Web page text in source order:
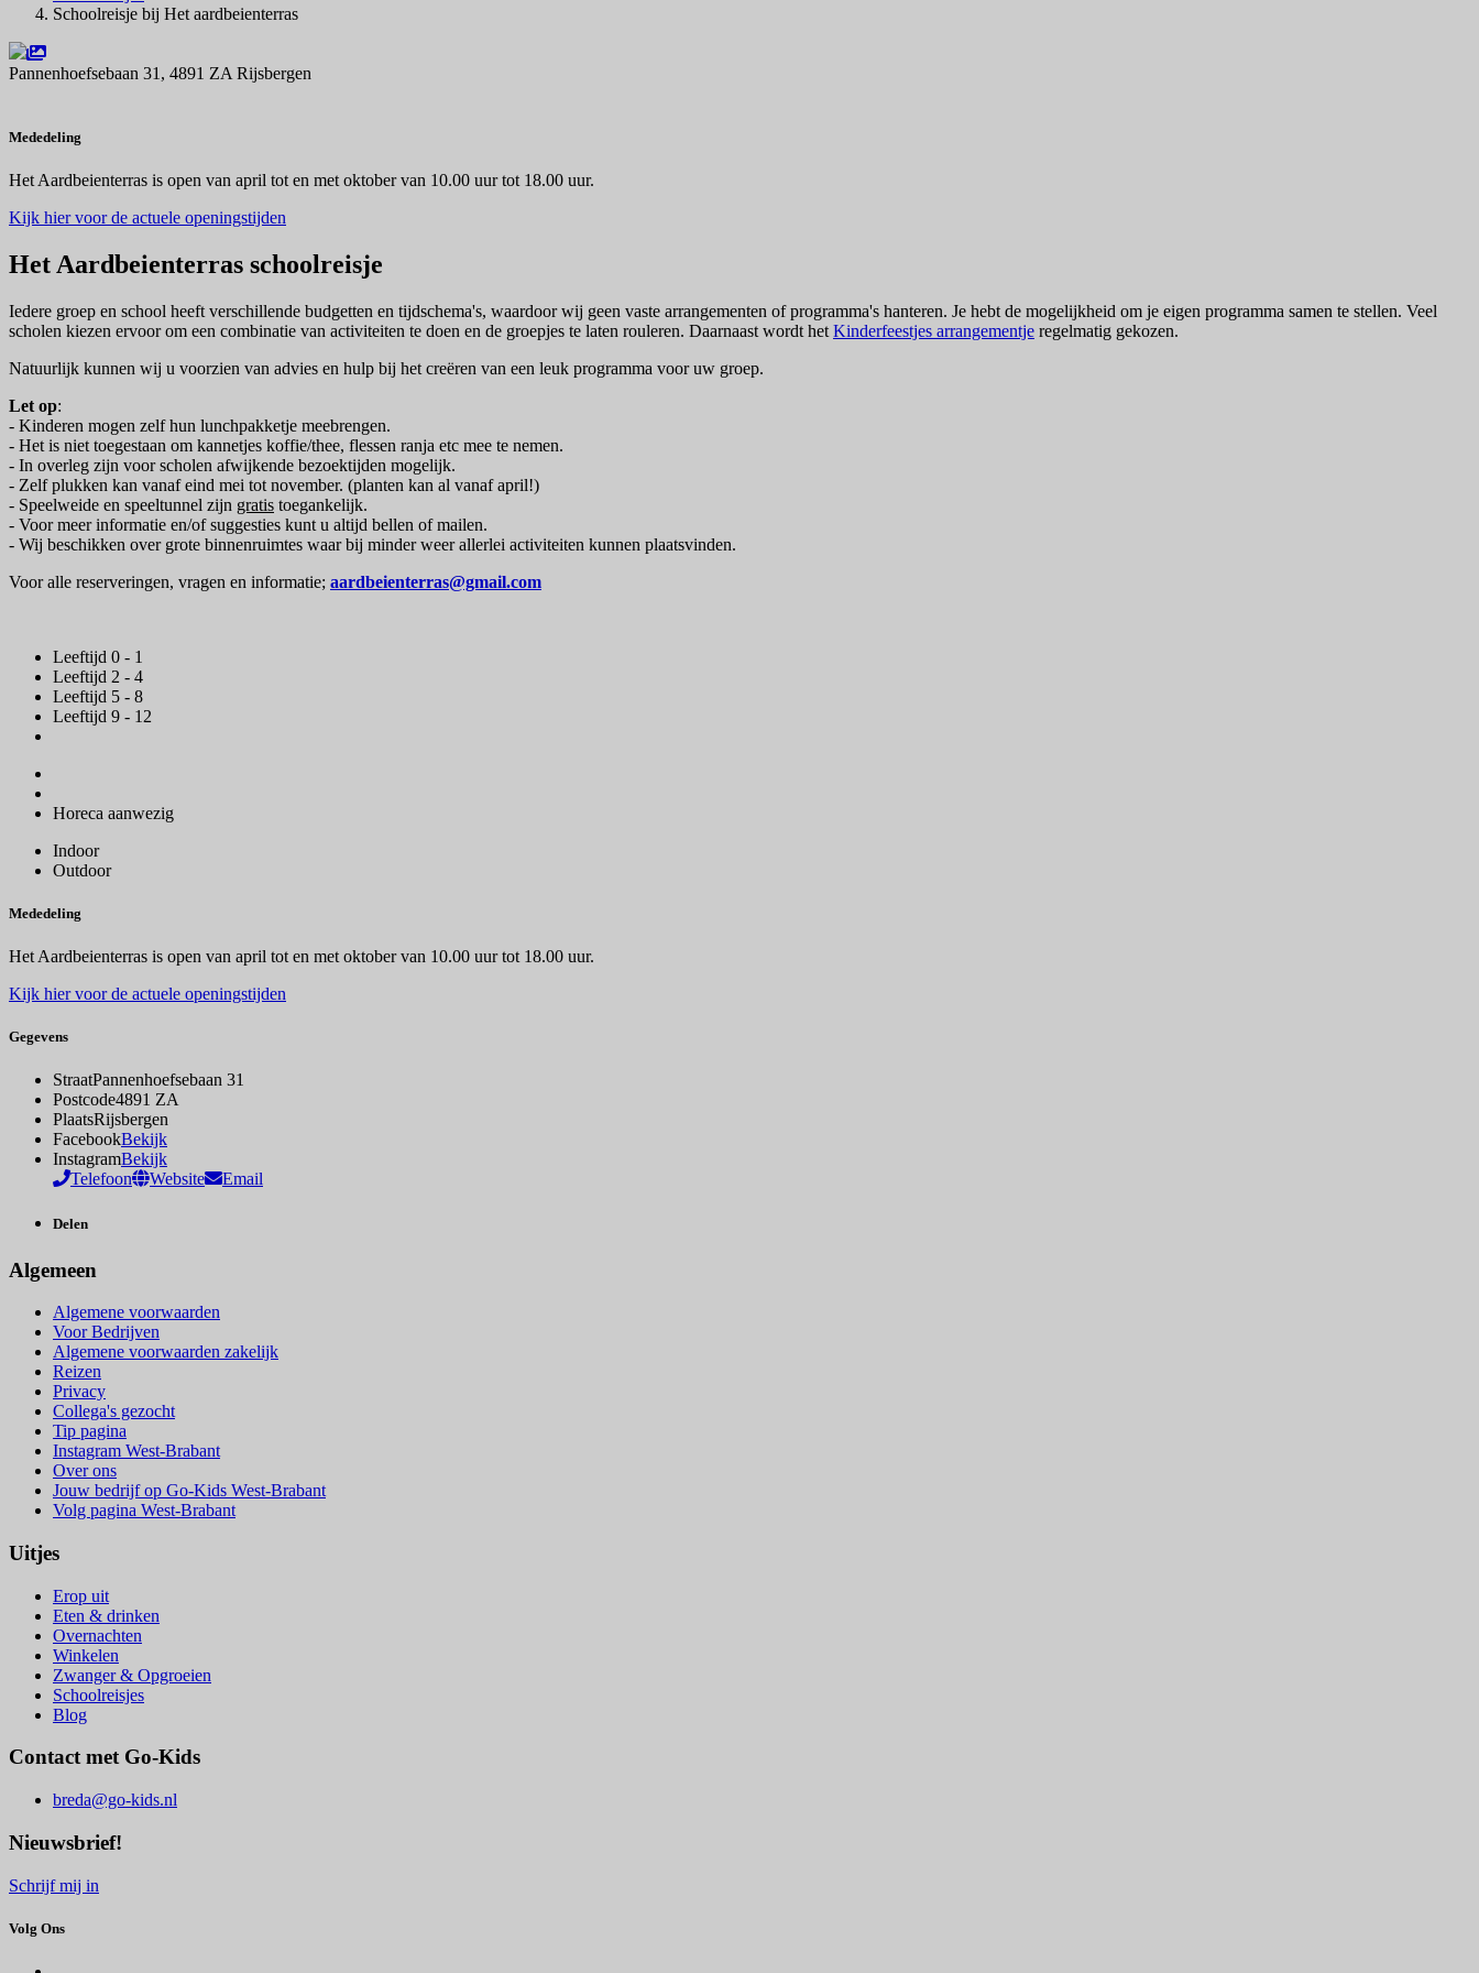
Schoolreisje bij Het aardbeienterras
Pannenhoefsebaan 31, 4891 ZA Rijsbergen
Mededeling
Het Aardbeienterras is open van april tot en met oktober van 10.00 uur tot 18.00 uur.
Kijk hier voor de actuele openingstijden
Het Aardbeienterras schoolreisje
Iedere groep en school heeft verschillende budgetten en tijdschema's, waardoor wij geen vaste arrangementen of programma's hanteren. Je hebt de mogelijkheid om je eigen programma samen te stellen. Veel
scholen kiezen ervoor om een combinatie van activiteiten te doen en de groepjes te laten rouleren. Daarnaast wordt het Kinderfeestjes arrangementje regelmatig gekozen.
Natuurlijk kunnen wij u voorzien van advies en hulp bij het creëren van een leuk programma voor uw groep.
Let op:
- Kinderen mogen zelf hun lunchpakketje meebrengen.
- Het is niet toegestaan om kannetjes koffie/thee, flessen ranja etc mee te nemen.
- In overleg zijn voor scholen afwijkende bezoektijden mogelijk.
- Zelf plukken kan vanaf eind mei tot november. (planten kan al vanaf april!)
- Speelweide en speeltunnel zijn gratis toegankelijk.
- Voor meer informatie en/of suggesties kunt u altijd bellen of mailen.
- Wij beschikken over grote binnenruimtes waar bij minder weer allerlei activiteiten kunnen plaatsvinden.
Voor alle reserveringen, vragen en informatie; aardbeienterras@gmail.com
Leeftijd 0 - 1
Leeftijd 2 - 4
Leeftijd 5 - 8
Leeftijd 9 - 12
Horeca aanwezig
Indoor
Outdoor
Mededeling
Het Aardbeienterras is open van april tot en met oktober van 10.00 uur tot 18.00 uur.
Kijk hier voor de actuele openingstijden
Gegevens
StraatPannenhoefsebaan 31
Postcode4891 ZA
PlaatsRijsbergen
FacebookBekijk
InstagramBekijk
Telefoon
Website Email
Delen
Algemeen
Algemene voorwaarden
Voor Bedrijven
Algemene voorwaarden zakelijk
Reizen
Privacy
Collega's gezocht
Tip pagina
Instagram West-Brabant
Over ons
Jouw bedrijf op Go-Kids West-Brabant
Volg pagina West-Brabant
Uitjes
Erop uit
Eten & drinken
Overnachten
Winkelen
Zwanger & Opgroeien
Schoolreisjes
Blog
Contact met Go-Kids
breda@go-kids.nl
Nieuwsbrief!
Schrijf mij in
Volg Ons